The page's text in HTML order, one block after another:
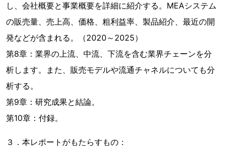
し、会社概要と事業概要を詳細に紹介する。MEAシステム
の販売量、売上高、価格、粗利益率、製品紹介、最近の開
発などが含まれる。（2020～2025）
第8章：業界の上流、中流、下流を含む業界チェーンを分
析します。また、販売モデルや流通チャネルについても分
析する。
第9章：研究成果と結論。
第10章：付録。
３．本レポートがもたらすもの：